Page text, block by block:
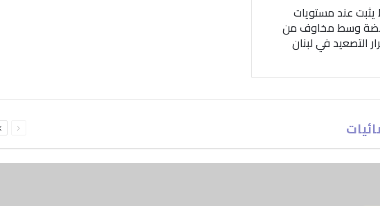
يثبت عند مستويات
وسط مخاوف من
التصعيد في لبنان
الصفحةالصفحة